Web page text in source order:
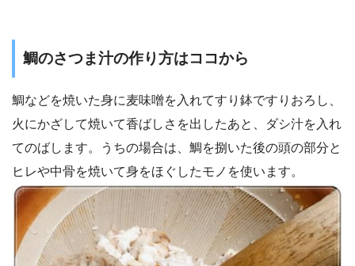
鯛のさつま汁の作り方はココから
鯛などを焼いた身に麦味噌を入れてすり鉢ですりおろし、
火にかざして焼いて香ばしさを出したあと、ダシ汁を入れ
てのばします。うちの場合は、鯛を捌いた後の頭の部分と
ヒレや中骨を焼いて身をほぐしたモノを使います。